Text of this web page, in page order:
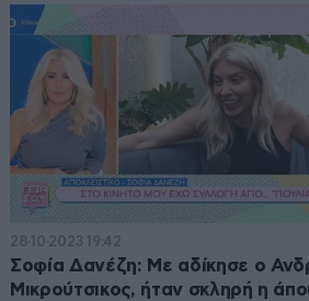
28·10·2023 19:42
Σοφία Δανέζη: Με αδίκησε ο
Μικρούτσικος, ήταν σκληρή η